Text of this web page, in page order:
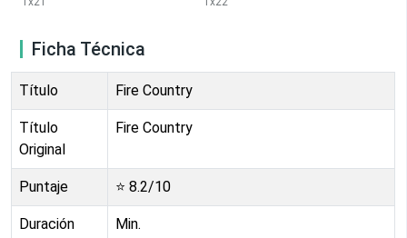
Ficha Técnica
Título Fire Country
Título
Original
Fire Country
Puntaje ⭐ 8.2/10
Duración Min.